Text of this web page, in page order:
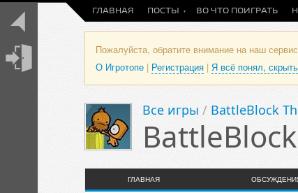
ГЛАВНАЯ ПОСТЫ ВО ЧТО ПОИГРАТЬ
Пожалуйста, обратите внимание на наш
О Игротопе | Регистрация | Я всё понял,
Все игры / BattleBlock
ГЛАВНАЯ